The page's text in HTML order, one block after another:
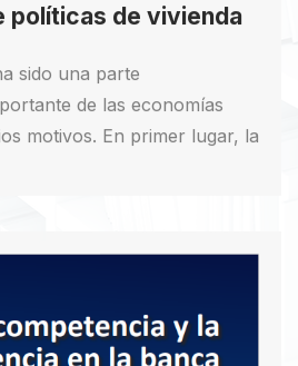
políticas de vivienda
sido una parte
de las economías
motivos. En primer lugar, la
un gran número de
es un bien de larga
se ajusta en períodos